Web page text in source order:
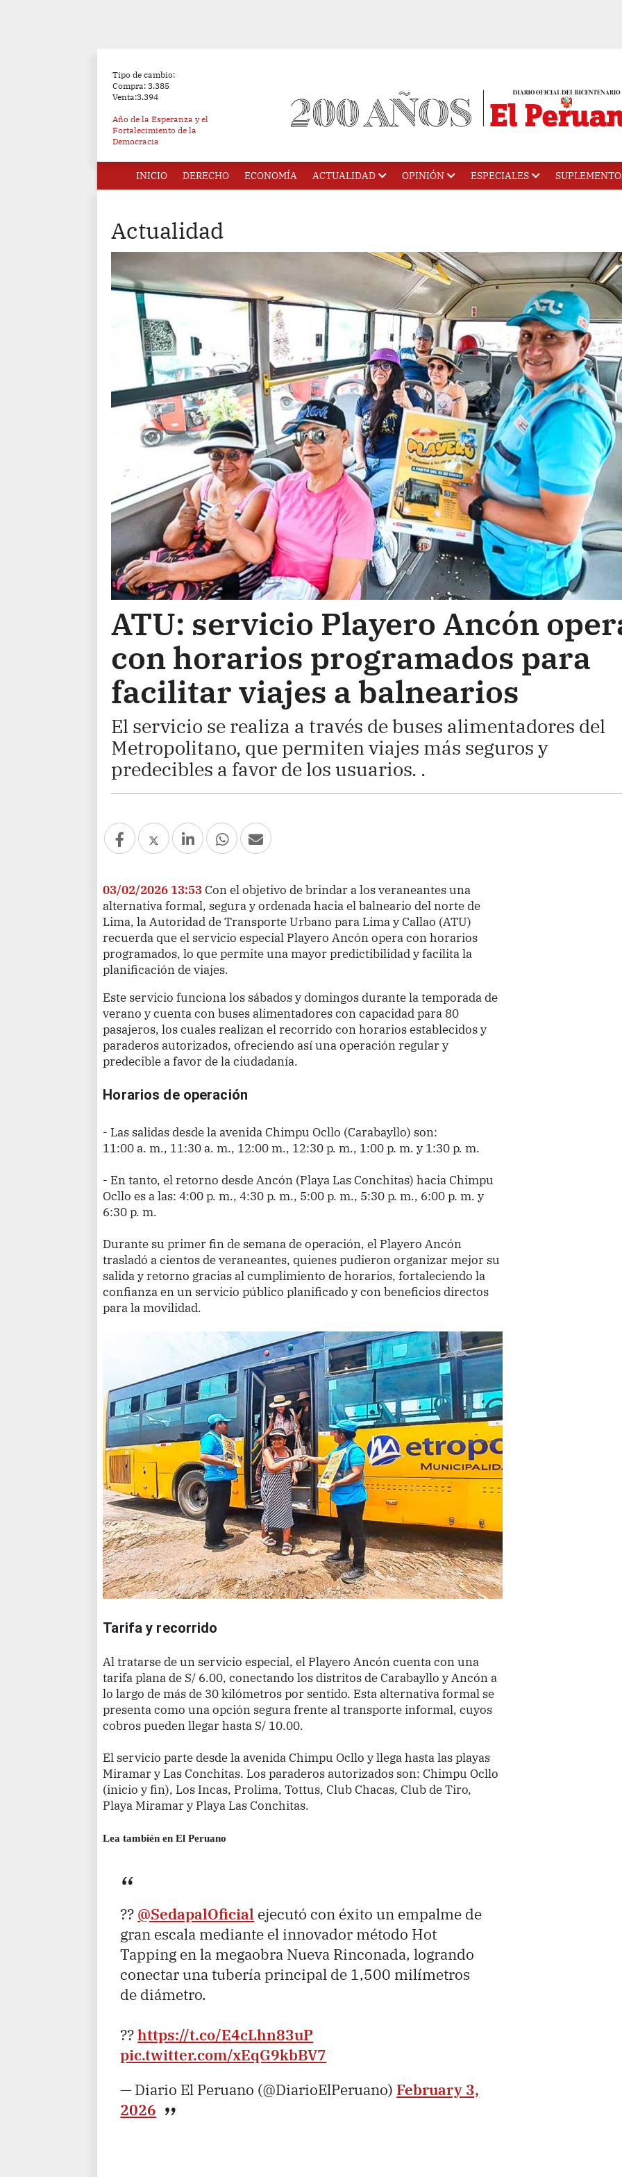
Tipo de cambio:
Compra: 3.385
Venta:3.394
Año de la Esperanza y el
Fortalecimiento de la
Democracia
INICIO DERECHO ECONOMÍA ACTUALIDAD OPINIÓN ESPECIALES
Actualidad
ATU: servicio Playero Ancón
con horarios programados para
facilitar viajes a balnearios
El servicio se realiza a través de buses alimentadores del
Metropolitano, que permiten viajes más seguros y
predecibles a favor de los usuarios. .
03/02/2026 13:53Con el objetivo de brindar a los veraneantes una
alternativa formal, segura y ordenada hacia el balneario del norte de
Lima, la Autoridad de Transporte Urbano para Lima y Callao (ATU)
recuerda que el servicio especial Playero Ancón opera con horarios
programados, lo que permite una mayor predictibilidad y facilita la
planificación de viajes.
Este servicio funciona los sábados y domingos durante la temporada de
verano y cuenta con buses alimentadores con capacidad para 80
pasajeros, los cuales realizan el recorrido con horarios establecidos y
paraderos autorizados, ofreciendo así una operación regular y
predecible a favor de la ciudadanía.
Horarios de operación
- Las salidas desde la avenida Chimpu Ocllo (Carabayllo) son:
11:00 a. m., 11:30 a. m., 12:00 m., 12:30 p. m., 1:00 p. m. y 1:30 p. m.
- En tanto, el retorno desde Ancón (Playa Las Conchitas) hacia Chimpu
Ocllo es a las: 4:00 p. m., 4:30 p. m., 5:00 p. m., 5:30 p. m., 6:00 p. m. y
6:30 p. m.
Durante su primer fin de semana de operación, el Playero Ancón
trasladó a cientos de veraneantes, quienes pudieron organizar mejor su
salida y retorno gracias al cumplimiento de horarios, fortaleciendo la
confianza en un servicio público planificado y con beneficios directos
para la movilidad.
Tarifa y recorrido
Al tratarse de un servicio especial, el Playero Ancón cuenta con una
tarifa plana de S/ 6.00, conectando los distritos de Carabayllo y Ancón a
lo largo de más de 30 kilómetros por sentido. Esta alternativa formal se
presenta como una opción segura frente al transporte informal, cuyos
cobros pueden llegar hasta S/ 10.00.
El servicio parte desde la avenida Chimpu Ocllo y llega hasta las playas
Miramar y Las Conchitas. Los paraderos autorizados son: Chimpu Ocllo
(inicio y fin), Los Incas, Prolima, Tottus, Club Chacas, Club de Tiro,
Playa Miramar y Playa Las Conchitas.
Lea también en El Peruano
?? @SedapalOficial ejecutó con éxito un empalme de
gran escala mediante el innovador método Hot
Tapping en la megaobra Nueva Rinconada, logrando
conectar una tubería principal de 1,500 milímetros
de diámetro.
??https://t.co/E4cLhn83uP
pic.twitter.com/xEqG9kbBV7
— Diario El Peruano (@DiarioElPeruano) February 3,
2026